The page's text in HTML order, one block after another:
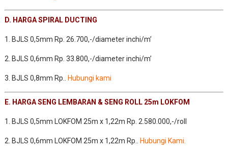
D. HARGA SPIRAL DUCTING
1. BJLS 0,5mm Rp. 26.700,-/diameter inchi/m’
2. BJLS 0,6mm Rp. 33.800,-/diameter inchi/m’
3. BJLS 0,8mm Rp..Hubungi kami
E. HARGA SENG LEMBARAN & SENG ROLL 25m LOKFOM
1. BJLS 0,5mm LOKFOM 25m x 1,22m Rp. 2.580.000,-/roll
2. BJLS 0,6mm LOKFOM 25m x 1,22m Rp..Hubungi Kami